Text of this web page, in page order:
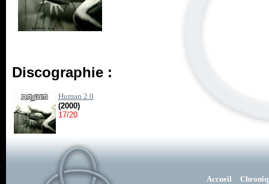
Discographie :
Human 2.0
(2000)
17/20
Accueil